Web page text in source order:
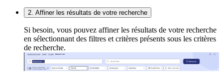
2. Affiner les résultats de votre recherche
Si besoin, vous pouvez affiner les résultats de votre recherche
en sélectionnant des filtres et critères présents sous les critères
de recherche.